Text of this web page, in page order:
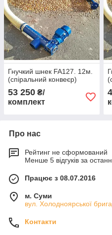
Гнучкий шнек FA127. 12м.
(cпіральний конвеєр)
53 250 ₴/
комплект
Про нас
Рейтинг не сформований
Менше 5 відгуків за
Працює з 08.07.2016
м. Суми
вул. Холодноярської
Контакти